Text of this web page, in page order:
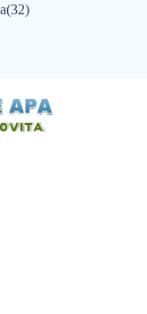
(32)